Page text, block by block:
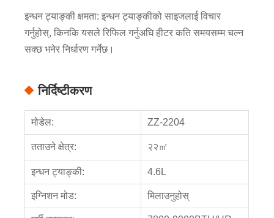
इन्धन ट्याङ्की क्षमता: इन्धन ट्याङ्कीको साइजलाई विचार
गर्नुहोस्, किनकि यसले रिफिल गर्नुअघि हीटर कति समयसम्म चल्न
सक्छ भनेर निर्धारण गर्नेछ।
निर्दिष्टीकरण
मोडेल: ZZ-2204
तताउने क्षेत्र: २२㎡
इन्धन ट्याङ्की: 4.6L
इग्निशन मोड: मिलाउनुहोस्